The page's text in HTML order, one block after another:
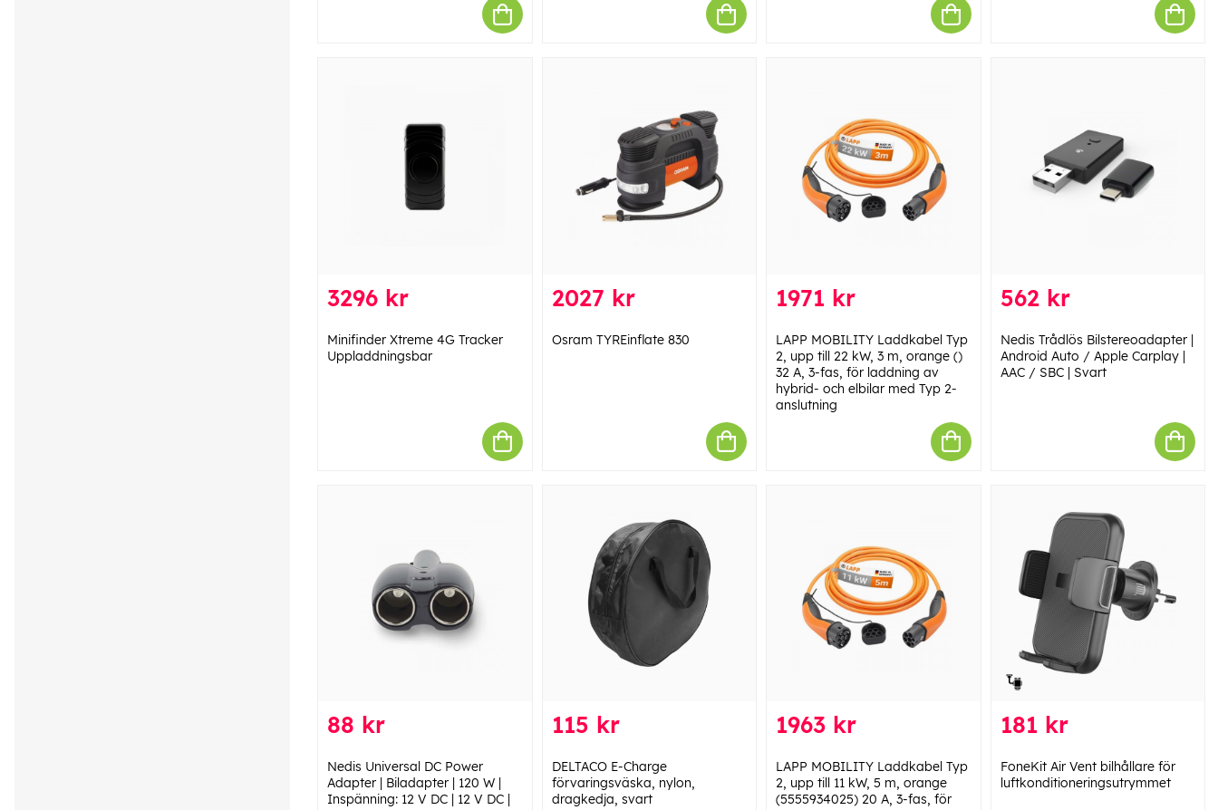
3296 kr
Minifinder Xtreme 4G Tracker
Uppladdningsbar
2027 kr
Osram TYREinflate 830
1971 kr
LAPP MOBILITY Laddkabel Typ
2, upp till 22 kW, 3 m, orange ()
32 A, 3-fas, för laddning av
hybrid- och elbilar med Typ 2-
anslutning
562 kr
Nedis Trådlös Bilstereoadapter |
Android Auto / Apple Carplay |
AAC / SBC | Svart
88 kr
Nedis Universal DC Power
Adapter | Biladapter | 120 W |
Inspänning: 12 V DC | 12 V DC |
115 kr
DELTACO E-Charge
förvaringsväska, nylon,
dragkedja, svart
1963 kr
LAPP MOBILITY Laddkabel Typ
2, upp till 11 kW, 5 m, orange
(5555934025) 20 A, 3-fas, för
181 kr
FoneKit Air Vent bilhållare för
luftkonditioneringsutrymmet